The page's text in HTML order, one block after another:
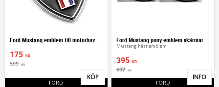
175 KR
599 KR
FORD Lägg till i favoriter
KÖP
Mustang häst emblem
395 KR
697 KR
FORD
INFO